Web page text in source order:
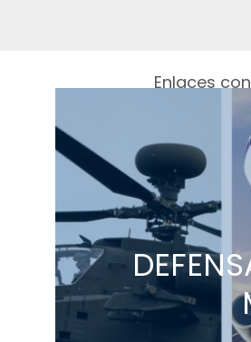
Enlaces
Para registrar